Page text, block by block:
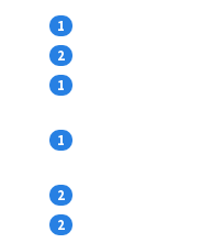
1
2
1
1
2
2